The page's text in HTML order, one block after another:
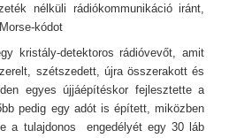
nélküli rádiókommunikáció iránt,
kódot
kristály-detektoros rádióvevőt, amit
szétszedett, újra összerakott és
egyes újjáépítéskor fejlesztette a
pedig egy adót is épített, miközben
a tulajdonos engedélyét egy 30 láb